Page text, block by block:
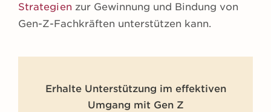
Strategien zur Gewinnung und Bindung von
Gen-Z-Fachkräften unterstützen kann.
Erhalte Unterstützung im effektiven
Umgang mit Gen Z